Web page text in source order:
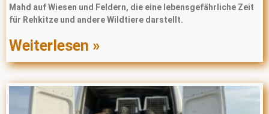
Mahd auf Wiesen und Feldern, die eine lebensgefährliche Zeit
für Rehkitze und andere Wildtiere darstellt.
Weiterlesen »